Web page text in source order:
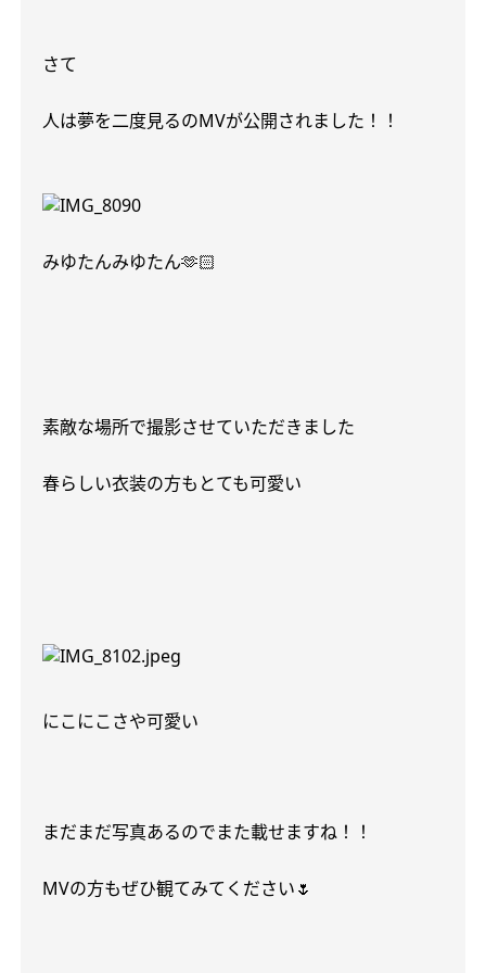
さて
人は夢を二度見るのMVが公開されました！！
みゆたんみゆたん🫶🏻
素敵な場所で撮影させていただきました
春らしい衣装の方もとても可愛い
にこにこさや可愛い
まだまだ写真あるのでまた載せますね！！
MVの方もぜひ観てみてください🌷